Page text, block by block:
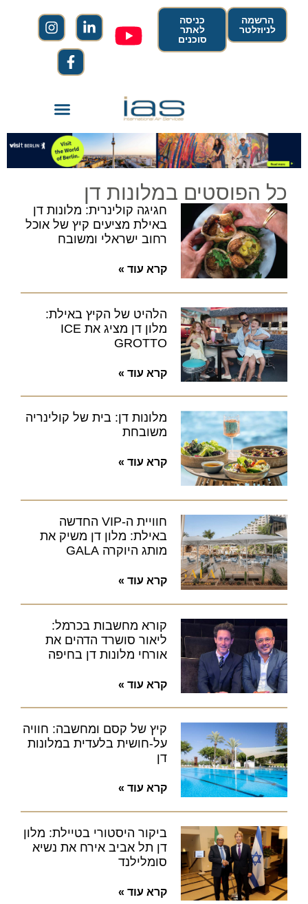
הרשמה
לניוזלטר
כניסה
לאתר
סוכנים
כל הפוסטים במלונות דן
חגיגה קולינרית: מלונות דן
באילת מציעים קיץ של אוכל
רחוב ישראלי ומשובח
קרא עוד »
הלהיט של הקיץ באילת:
מלון דן מציג את ICE
GROTTO
קרא עוד »
מלונות דן: בית של קולינריה
משובחת
קרא עוד »
חוויית ה-VIP החדשה
באילת: מלון דן משיק את
מותג היוקרה GALA
קרא עוד »
קורא מחשבות בכרמל:
ליאור סושרד הדהים את
אורחי מלונות דן בחיפה
קרא עוד »
קיץ של קסם ומחשבה: חוויה
על-חושית בלעדית במלונות
דן
קרא עוד »
ביקור היסטורי בטיילת: מלון
דן תל אביב אירח את נשיא
סומלילנד
קרא עוד »